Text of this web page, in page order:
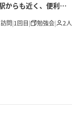
仕事の勉強会にて利用させていただきました。 駅からも近く、便利でした。 ...
訪問|1 回目| 勉強会| 2人